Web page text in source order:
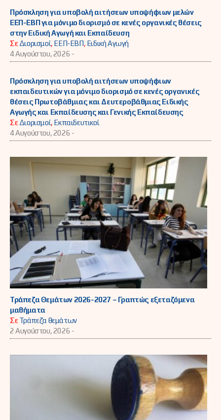
Πρόσκληση για υποβολή αιτήσεων υποψήφιων μελών
ΕΕΠ-ΕΒΠ για μόνιμο διορισμό σε κενές οργανικές θέσεις
στην Ειδική Αγωγή και Εκπαίδευση
ΣεΔιορισμοί, ΕΕΠ-ΕΒΠ, Ειδική Αγωγή
4 Αυγούστου, 2026 -
Πρόσκληση για υποβολή αιτήσεων υποψήφιων
εκπαιδευτικών για μόνιμο διορισμό σε κενές οργανικές
θέσεις Πρωτοβάθμιας και Δευτεροβάθμιας Ειδικής
Αγωγής και Εκπαίδευσης και Γενικής Εκπαίδευσης
ΣεΔιορισμοί, Εκπαιδευτικοί
4 Αυγούστου, 2026 -
Τράπεζα Θεμάτων 2026-2027 – Γραπτώς εξεταζόμενα
μαθήματα
ΣεΤράπεζα θεμάτων
2 Αυγούστου, 2026 -